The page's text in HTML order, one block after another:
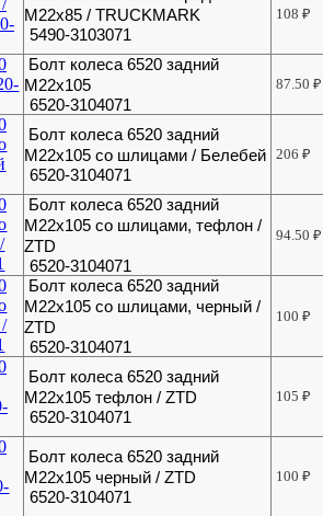
М22х85 / TRUCKMARK
5490-3103071
108₽
Болт колеса 6520 задний
М22х105
6520-3104071
87.50₽
Болт колеса 6520 задний
М22х105 со шлицами / Белебей
6520-3104071
206₽
Болт колеса 6520 задний
М22х105 со шлицами, тефлон /
ZTD
6520-3104071
94.50₽
Болт колеса 6520 задний
М22х105 со шлицами, черный /
ZTD
6520-3104071
100₽
Болт колеса 6520 задний
М22х105 тефлон / ZTD
6520-3104071
105₽
Болт колеса 6520 задний
М22х105 черный / ZTD
6520-3104071
100₽